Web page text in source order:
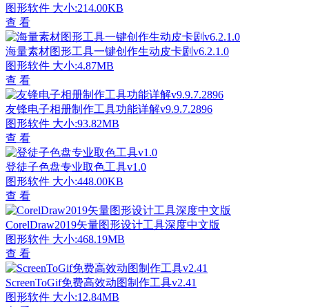
图形软件 大小:214.00KB
查 看
海量素材图形工具一键创作生动皮卡剧v6.2.1.0
图形软件 大小:4.87MB
查 看
友锋电子相册制作工具功能详解v9.9.7.2896
图形软件 大小:93.82MB
查 看
登徒子色盘专业取色工具v1.0
图形软件 大小:448.00KB
查 看
CorelDraw2019矢量图形设计工具深度中文版
图形软件 大小:468.19MB
查 看
ScreenToGif免费高效动图制作工具v2.41
图形软件 大小:12.84MB